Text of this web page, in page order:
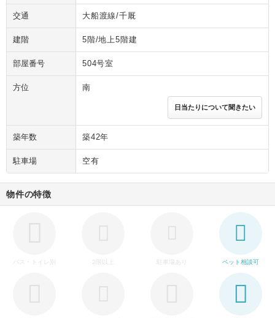
交通 大船渡線/千厩
建階 5階/地上5階建
部屋番号 504号室
方位 南
日当たりについて聞きたい
築年数 築42年
駐車場 空有
物件の特徴
バス・トイレ別 2階以上 駐車場あり ペット相談可